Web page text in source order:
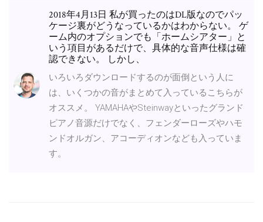
2018年4月13日 私が買ったのはDL版なのでパッ
ケージ裏がどうなっているかはわからない。 ゲ
ーム内のオプションでも「ホームシアター」と
いう項目があるだけで、具体的な音声仕様は確
認できない。 しかし、
いろいろダウンロードするのが面倒という人に
は、いくつかの音がまとめて入っているこちらが
オススメ。 YAMAHAやSteinwayといったグランド
ピアノ音源だけでなく、フェンダーローズやハモ
ンドオルガン、アコーディオンなども入っていま
す。